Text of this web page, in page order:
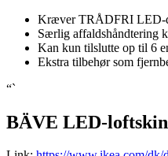
Kræver TRÅDFRI LED-
Særlig affaldshåndtering
Kan kun tilslutte op til 6
Ekstra tilbehør som
“`
BÄVE LED-